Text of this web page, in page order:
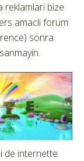
reklamlari bize
amacli forum
sonra
de internette